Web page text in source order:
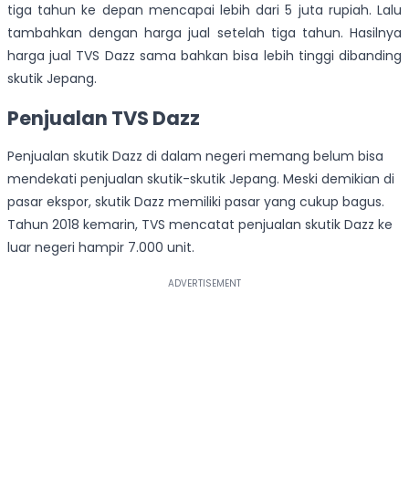
tiga tahun ke depan mencapai lebih dari 5 juta rupiah. Lalu
tambahkan dengan harga jual setelah tiga tahun. Hasilnya
harga jual TVS Dazz sama bahkan bisa lebih tinggi dibanding
skutik Jepang.
Penjualan TVS Dazz
Penjualan skutik Dazz di dalam negeri memang belum bisa
mendekati penjualan skutik-skutik Jepang. Meski demikian di
pasar ekspor, skutik Dazz memiliki pasar yang cukup bagus.
Tahun 2018 kemarin, TVS mencatat penjualan skutik Dazz ke
luar negeri hampir 7.000 unit.